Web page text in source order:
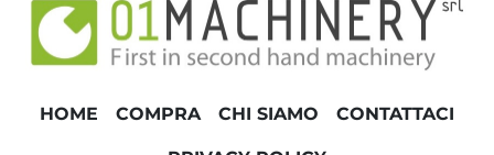
HOME COMPRA CHI SIAMO CONTATTACI